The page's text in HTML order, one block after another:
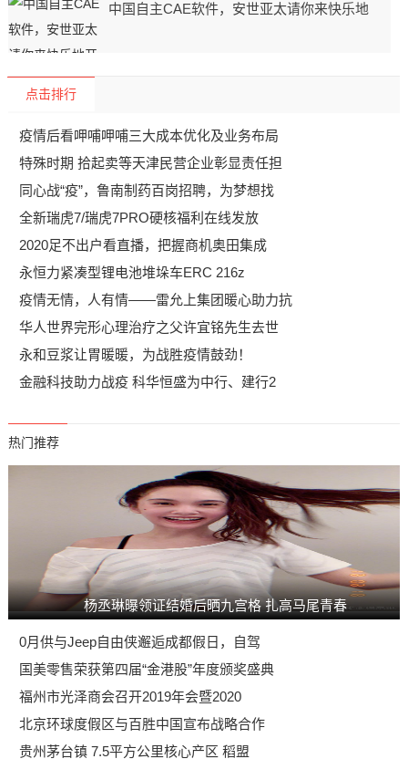
中国自主CAE软件，安世亚太请你来快乐地
点击排行
疫情后看呷哺呷哺三大成本优化及业务布局
特殊时期 拾起卖等天津民营企业彰显责任担
同心战“疫”，鲁南制药百岗招聘，为梦想找
全新瑞虎7/瑞虎7PRO硬核福利在线发放
2020足不出户看直播，把握商机奥田集成
永恒力紧凑型锂电池堆垛车ERC 216z
疫情无情，人有情——雷允上集团暖心助力抗
华人世界完形心理治疗之父许宜铭先生去世
永和豆浆让胃暖暖，为战胜疫情鼓劲！
金融科技助力战疫 科华恒盛为中行、建行2
热门推荐
杨丞琳曝领证结婚后晒九宫格 扎高马尾青春
0月供与Jeep自由侠邂逅成都假日，自驾
国美零售荣获第四届“金港股”年度颁奖盛典
福州市光泽商会召开2019年会暨2020
北京环球度假区与百胜中国宣布战略合作
贵州茅台镇 7.5平方公里核心产区 稻盟